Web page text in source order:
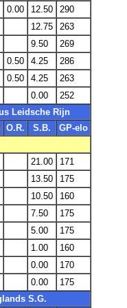
0.00 12.50
290
12.75
263
9.50
269
0.50 4.25
286
0.50 4.25
263
0.00
252
Leidsche Rijn
O.R. S.B.
GP-elo
21.00
171
13.50
175
10.50
160
7.50
175
5.00
175
1.00
160
0.00
170
0.00
175
S.G.